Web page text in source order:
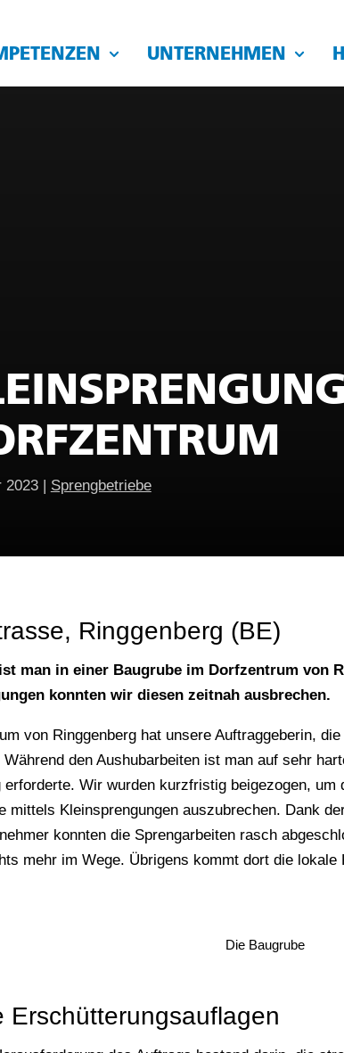
UNTERNEHMEN
2023| Sprengbetriebe
Ringgenberg (BE)
man in einer Baugrube im Dorfzentrum von
konnten wir diesen zeitnah ausbrechen.
von Ringgenberg hat unsere Auftraggeberin,
Während den Aushubarbeiten ist man auf sehr
erforderte. Wir wurden kurzfristig beigezogen,
mittels Kleinsprengungen auszubrechen. Dank
konnten die Sprengarbeiten rasch
mehr im Wege. Übrigens kommt dort die lokale
Die Baugrube
Erschütterungsauflagen